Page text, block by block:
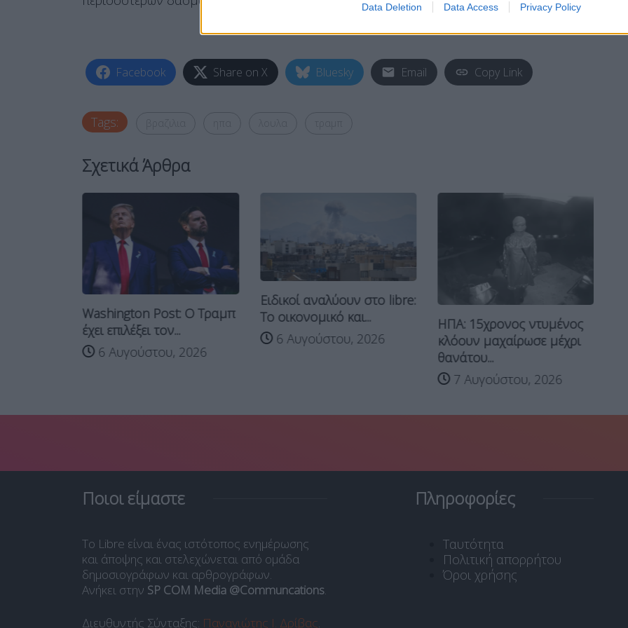
Data Deletion Data Access Privacy Policy
Facebook Share on X Bluesky Email Copy Link
Tags:
Σχετικά Άρθρα
Washington Post: Ο Τραμπ
έχει επιλέξει τον...
6 Αυγούστου, 2026
Ειδικοί αναλύουν στο libre:
Το οικονομικό και...
6 Αυγούστου, 2026
ΗΠΑ: 15χρονος ντυμένος
κλόουν μαχαίρωσε μέχρι
θανάτου...
7 Αυγούστου, 2026
Ποιοι είμαστε
Το Libre είναι ένας ιστότοπος ενημέρωσης
και άποψης και στελεχώνεται από ομάδα
δημοσιογράφων και αρθρογράφων.
Ανήκει στην SP COM Media @Communcations.
Διευθυντής Σύνταξης: Παναγιώτης Ι. Δρίβας.
Πληροφορίες
Ταυτότητα
Πολιτική απορρήτου
Όροι χρήσης